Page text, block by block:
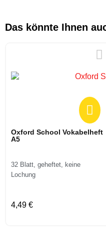
Das könnte Ihnen
Oxford School Vokabelheft
A5
32 Blatt, geheftet, keine
Lochung
4,49 €